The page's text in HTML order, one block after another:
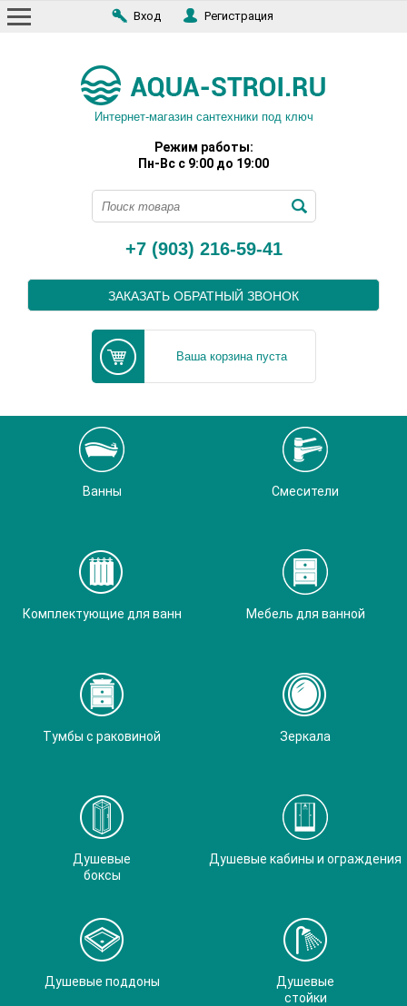
Вход Регистрация
Интернет-магазин сантехники под ключ
Режим работы:
Пн-Вс с 9:00 до 19:00
+7 (903) 216-59-41
ЗАКАЗАТЬ ОБРАТНЫЙ ЗВОНОК
Ваша корзина пуста
Ванны Смесители
Комплектующие для ванн Мебель для ванной
Тумбы с раковиной Зеркала
Душевые
боксы
Душевые кабины и ограждения
Душевые поддоны
Душевые
стойки